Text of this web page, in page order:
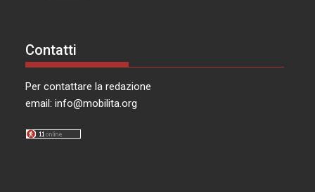
Contatti
Per contattare la redazione
email:info@mobilita.org